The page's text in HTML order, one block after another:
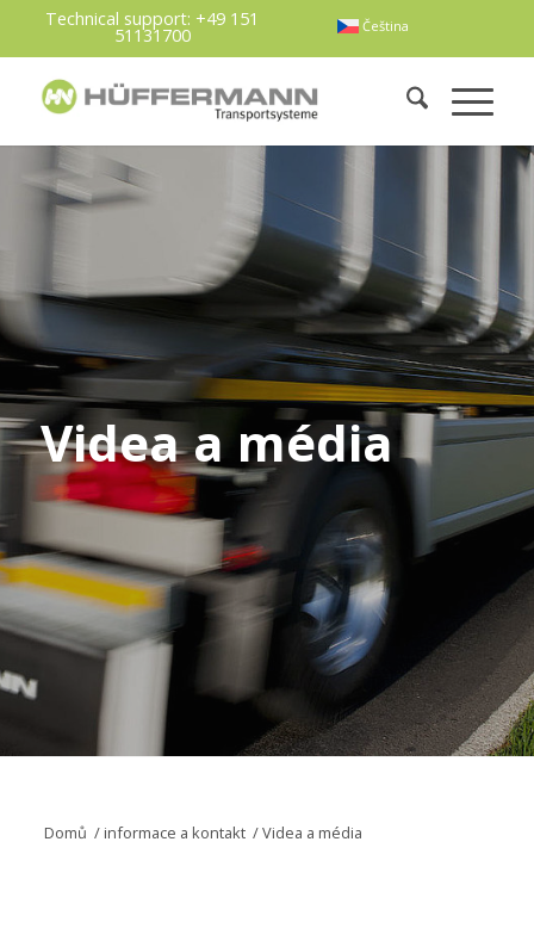
Čeština
Technical support: +49 151
51131700
Videa a média
Domů / informace a kontakt /Videa a média